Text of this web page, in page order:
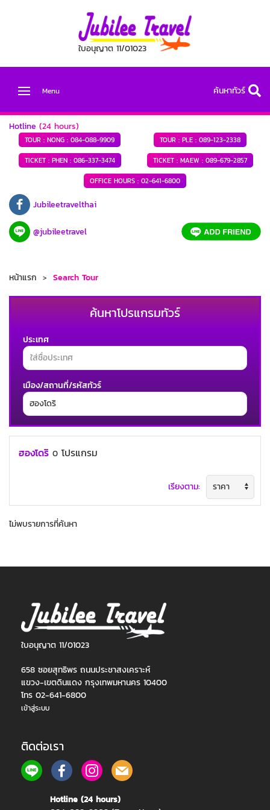
ใบอนุญาต 11/01023
Menu ค้นหาทัวร์
Hotline (24 hours)
TOUR : NONG : 084-088-9909 TOUR : PLE : 089-123-2338
TICKET : PHEN :086-337-3474 TICKET : MAEW : 089-679-2857
OFFICE HOURS : 02-641-6800
Jubileetravelthai
@jubileetravel
หน้าแรก Search Tour
ค้นหาโปรแกรมทัวร์
ประเทศ
เมือง/สถานที่/รหัสทัวร์
ฮองโดริ 0 โปรแกรม
เรียงตาม:
ไม่พบรายการที่ค้นหา
ใบอนุญาต 11/01023
658 ซอยสุทธิพร ถนนประชาสงเคราะห์
แขวง-เขตดินแดง กรุงเทพมหานคร 10400
โทร 02-641-6800
เข้าสู่ระบบ
ติดต่อเรา
Hotline (24 hours)